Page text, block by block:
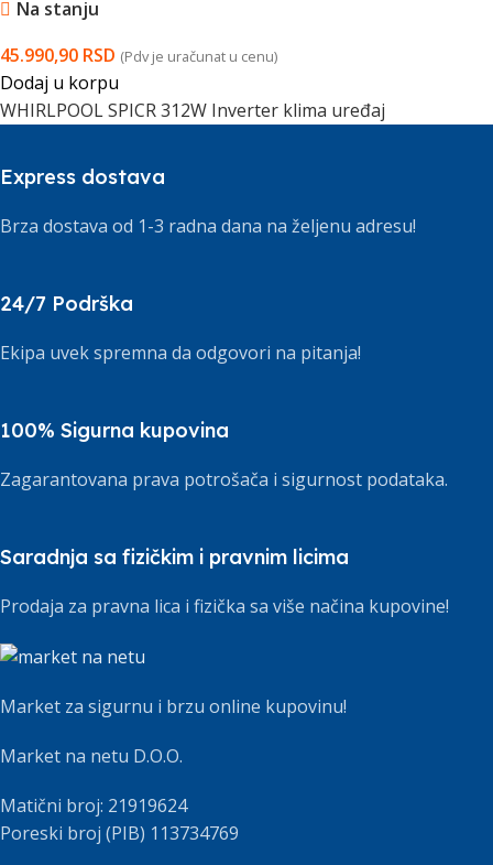
Na stanju
45.990,90 RSD (Pdv je uračunat u cenu)
Dodaj u korpu
WHIRLPOOL SPICR 312W Inverter klima uređaj
Express dostava
Brza dostava od 1-3 radna dana na željenu adresu!
24/7 Podrška
Ekipa uvek spremna da odgovori na pitanja!
100% Sigurna kupovina
Zagarantovana prava potrošača i sigurnost podataka.
Saradnja sa fizičkim i pravnim licima
Prodaja za pravna lica i fizička sa više načina kupovine!
Market za sigurnu i brzu online kupovinu!
Market na netu D.O.O.
Matični broj: 21919624
Poreski broj (PIB) 113734769